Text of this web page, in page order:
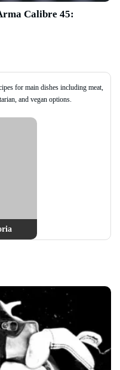
Calibre 45:
for main dishes including meat,
and vegan options.